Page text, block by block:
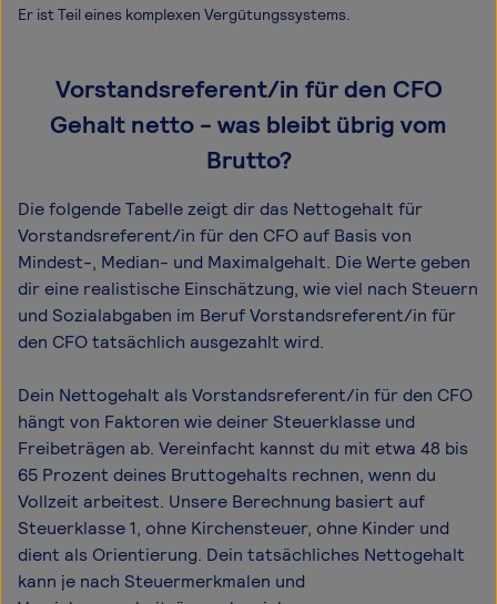
Er ist Teil eines komplexen Vergütungssystems.
Vorstandsreferent/in für den CFO
Gehalt netto - was bleibt übrig vom
Brutto?
Die folgende Tabelle zeigt dir das Netto­gehalt für
Vorstandsreferent/in für den CFO auf Basis von
Mindest-, Median- und Maximal­gehalt. Die Werte geben
dir eine realistische Einschätzung, wie viel nach Steuern
und Sozialabgaben im Beruf Vorstandsreferent/in für
den CFO tatsächlich ausgezahlt wird.
Dein Nettogehalt als Vorstandsreferent/in für den CFO
hängt von Faktoren wie deiner Steuerklasse und
Freibeträgen ab. Vereinfacht kannst du mit etwa 48 bis
65 Prozent deines Bruttogehalts rechnen, wenn du
Vollzeit arbeitest. Unsere Berechnung basiert auf
Steuerklasse 1, ohne Kirchensteuer, ohne Kinder und
dient als Orientierung. Dein tatsächliches Nettogehalt
kann je nach Steuermerkmalen und